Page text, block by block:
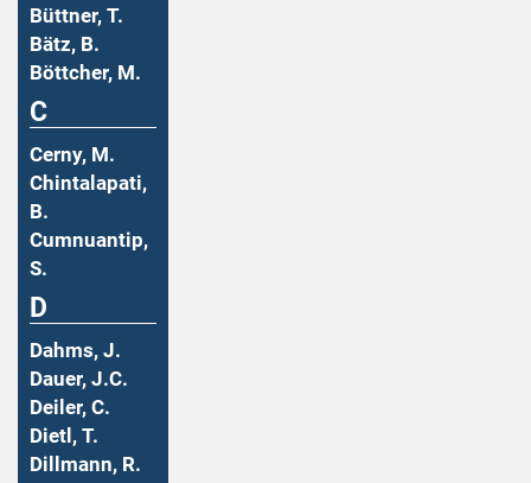
Büttner, T.
Bätz, B.
Böttcher, M.
C
Cerny, M.
Chintalapati,
B.
Cumnuantip,
S.
D
Dahms, J.
Dauer, J.C.
Deiler, C.
Dietl, T.
Dillmann, R.